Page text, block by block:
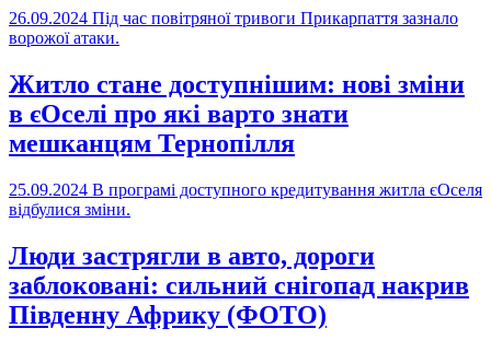
26.09.2024 Під час повітряної тривоги Прикарпаття зазнало
ворожої атаки.
Житло стане доступнішим: нові зміни
в єОселі про які варто знати
мешканцям Тернопілля
25.09.2024 В програмі доступного кредитування житла єОселя
відбулися зміни.
Люди застрягли в авто, дороги
заблоковані: сильний снігопад накрив
Південну Африку (ФОТО)